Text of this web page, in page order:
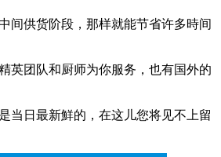
间供货阶段，那样就能节省许多時间
英团队和厨师为你服务，也有国外的
当日最新鮮的，在这儿您将见不上留